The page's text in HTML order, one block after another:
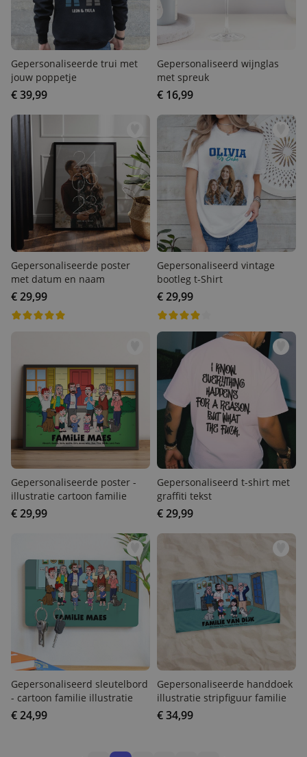
Gepersonaliseerde trui met
jouw poppetje
€ 39,99
Gepersonaliseerd wijnglas
met spreuk
€ 16,99
Gepersonaliseerde poster
met datum en naam
€ 29,99
Gepersonaliseerd vintage
bootleg t-Shirt
€ 29,99
Gepersonaliseerde poster
- illustratie cartoon familie
€ 29,99
Gepersonaliseerd t-shirt
met graffiti tekst
€ 29,99
Gepersonaliseerd
sleutelbord - cartoon
familie illustratie
€ 24,99
Gepersonaliseerde
handdoek illustratie
stripfiguur familie
€ 34,99